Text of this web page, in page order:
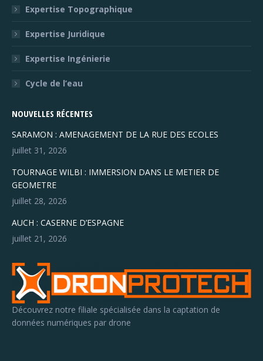
Expertise Topographique
Expertise Juridique
Expertise Ingénierie
Cycle de l’eau
NOUVELLES RÉCENTES
SARAMON : AMENAGEMENT DE LA RUE DES ECOLES
juillet 31, 2026
TOURNAGE WILBI : IMMERSION DANS LE METIER DE
GEOMETRE
juillet 28, 2026
AUCH : CASERNE D’ESPAGNE
juillet 21, 2026
Découvrez notre filiale spécialisée dans la captation de
données numériques par drone